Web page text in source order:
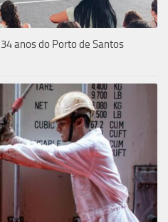
anos do Porto de Santos